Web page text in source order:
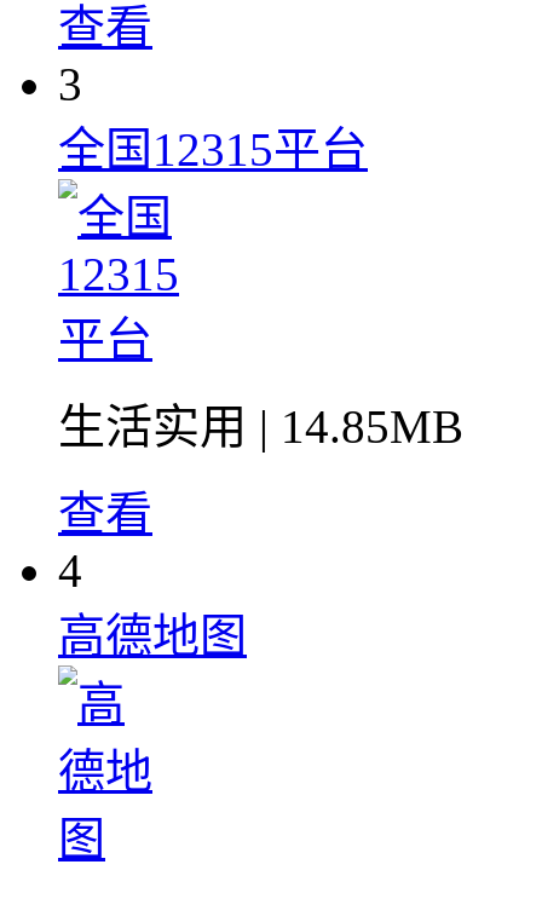
查看
3
全国12315平台
生活实用 | 14.85MB
查看
4
高德地图